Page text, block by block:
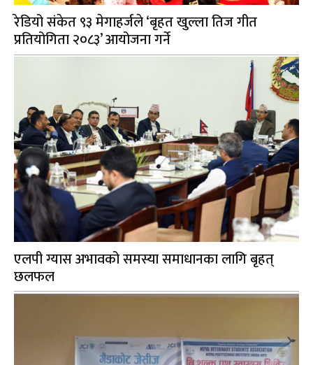
रेडियो संकेत ९३ मेगाहर्जले ‘बृहत खुल्ला तिज गीत
प्रतियोगिता २०८३’ आयोजना गर्ने
एलपी ग्यास अभावको समस्या समाधानका लागि बृहत्
छलफल